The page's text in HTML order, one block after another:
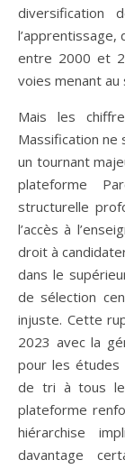
diversification
entre 2000 et
voies menant au
Mais les
Massification ne
un tournant
plateforme
structurelle
l’accès à
droit à
dans le
de sélection
injuste. Cette
2023 avec la
pour les études
de tri à tous
plateforme
hiérarchise
davantage